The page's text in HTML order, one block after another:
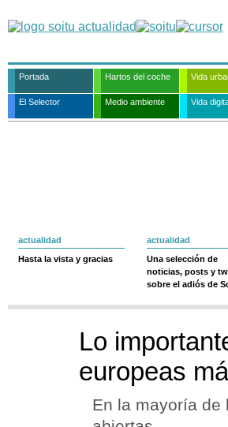
Portada Hartos del coche Vida
El Selector Medio ambiente Vida
actualidad
Hasta la vista y gracias
actualidad
Una selección de
noticias, posts y
sobre el adiós de
Lo
europeas
En la mayoría de